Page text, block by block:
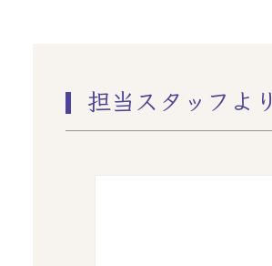
担当スタッフより